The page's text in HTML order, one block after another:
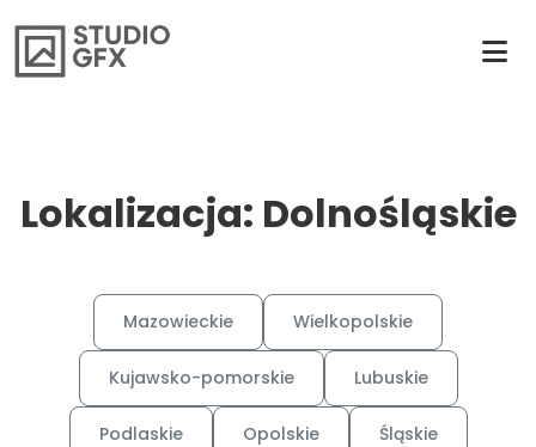
Lokalizacja: Dolnośląskie
Mazowieckie Wielkopolskie
Kujawsko-pomorskie Lubuskie
Podlaskie Opolskie Śląskie